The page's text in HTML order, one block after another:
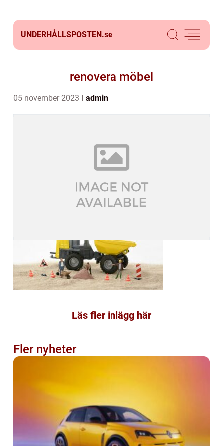
UNDERHÅLLSPOSTEN.se
renovera möbel
05 november 2023 admin
Läs fler inlägg här
Fler nyheter